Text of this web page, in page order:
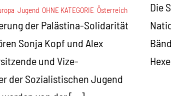
Jugend, OHNE KATEGORIE Österreich
der Palästina-Solidarität
Sonja Kopf und Alex
und Vize-
der Sozialistischen Jugend
Die